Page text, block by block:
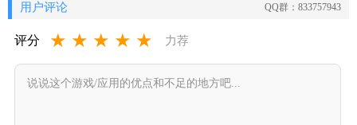
用户评论 QQ群：833757943
评分 ★ ★ ★ ★ ★ 力荐